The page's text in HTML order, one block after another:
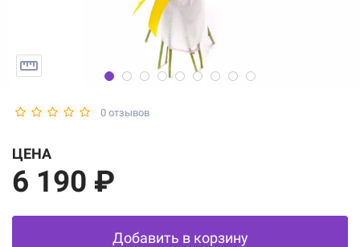
0 отзывов
ЦЕНА
6 190 ₽
Добавить в корзину